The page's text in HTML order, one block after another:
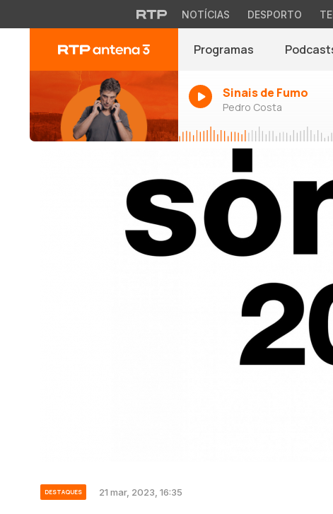
NOTÍCIAS DESPORTO
Programas
Sinais de Fumo
Pedro Costa
DESTAQUES 21 mar, 2023, 16:35